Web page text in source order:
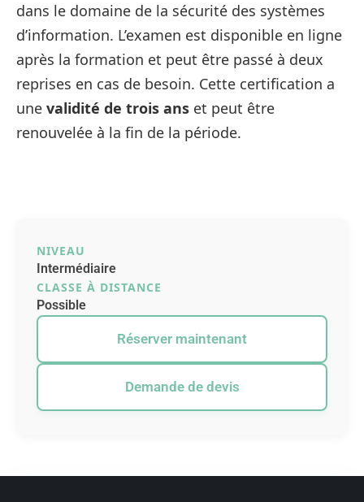
dans le domaine de la sécurité des systèmes
d’information. L’examen est disponible en ligne
après la formation et peut être passé à deux
reprises en cas de besoin. Cette certification a
une validité de trois ans et peut être
renouvelée à la fin de la période.
NIVEAU
Intermédiaire
CLASSE À DISTANCE
Possible
Réserver maintenant
Demande de devis